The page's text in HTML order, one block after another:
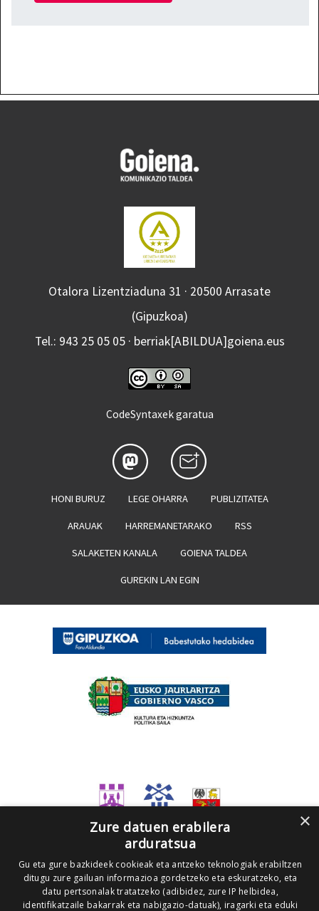
Otalora Lizentziaduna 31 · 20500 Arrasate
(Gipuzkoa)
Tel.: 943 25 05 05 · berriak[ABILDUA]goiena.eus
CodeSyntaxek garatua
HONI BURUZ LEGE OHARRA PUBLIZITATEA
ARAUAK HARREMANETARAKO RSS
SALAKETEN KANALA GOIENA TALDEA
GUREKIN LAN EGIN
×
Zure datuen erabilera
arduratsua
Gu eta gure bazkideek cookieak eta antzeko teknologiak erabiltzen
ditugu zure gailuan informazioa gordetzeko eta eskuratzeko, eta
datu pertsonalak tratatzeko (adibidez, zure IP helbidea,
identifikatzaile bakarrak eta nabigazio-datuak), iragarki eta eduki